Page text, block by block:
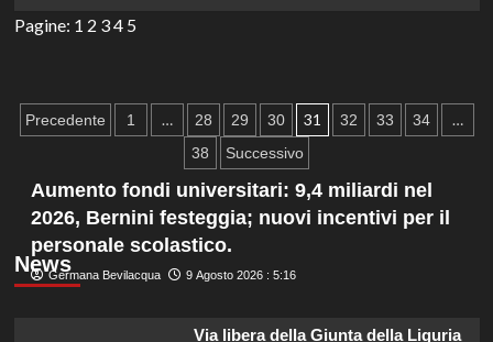
pericolo
più
Sergio
Castellitto
una
nuova
serie
su
Pagine: 1 2 34 5
Paginazione
articoli
Precedente 1 … 28 29 30 31 32 33 34 …
38 Successivo
News
Aumento fondi universitari: 9,4 miliardi nel
2026, Bernini festeggia; nuovi incentivi per il
personale scolastico.
Germana Bevilacqua 9 Agosto 2026 : 5:16
Via libera della Giunta della Liguria